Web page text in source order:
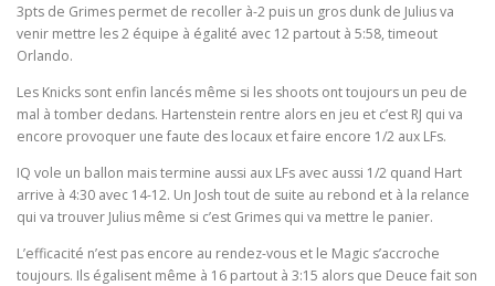
3pts de Grimes permet de recoller à-2 puis un gros dunk de Julius va
venir mettre les 2 équipe à égalité avec 12 partout à 5:58, timeout
Orlando.
Les Knicks sont enfin lancés même si les shoots ont toujours un peu de
mal à tomber dedans. Hartenstein rentre alors en jeu et c’est RJ qui va
encore provoquer une faute des locaux et faire encore 1/2 aux LFs.
IQ vole un ballon mais termine aussi aux LFs avec aussi 1/2 quand Hart
arrive à 4:30 avec 14-12. Un Josh tout de suite au rebond et à la relance
qui va trouver Julius même si c’est Grimes qui va mettre le panier.
L’efficacité n’est pas encore au rendez-vous et le Magic s’accroche
toujours. Ils égalisent même à 16 partout à 3:15 alors que Deuce fait son